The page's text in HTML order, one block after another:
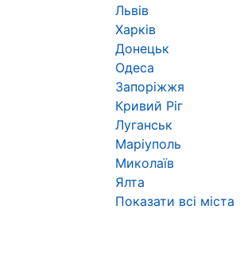
Львів
Харків
Донецьк
Одеса
Запоріжжя
Кривий Ріг
Луганськ
Маріуполь
Миколаїв
Ялта
Показати всі міста